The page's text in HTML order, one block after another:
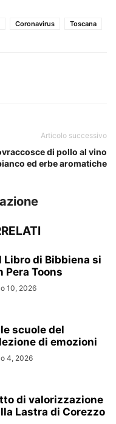
Coronavirus Toscana
Articolo successivo
di pollo al vino
ed erbe aromatiche
Libro di Bibbiena si
Pera Toons
10, 2026
scuole del
di emozioni
4, 2026
di valorizzazione
Lastra di Corezzo